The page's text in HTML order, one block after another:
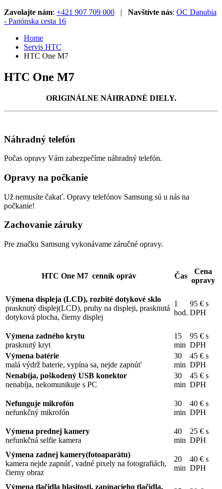
Zavolajte nám: +421 907 709 000 | Navštívte nás: OC Danubia
- Panónska cesta 16
Home
Servis HTC
HTC One M7
HTC One M7
ORIGINÁLNE NÁHRADNÉ DIELY.
Náhradný telefón
Počas opravy Vám zabezpečíme náhradný telefón.
Opravy na počkanie
Už nemusíte čakať. Opravy telefónov Samsung sú u nás na
počkanie!
Zachovanie záruky
Pre značku Samsung vykonávame záručné opravy.
HTC One M7 cenník opráv Čas
Cena
opravy
Výmena displeja (LCD), rozbité dotykové sklo
prasknutý displej(LCD), pruhy na displeji, prasknutá
dotyková plocha, čierny displej
1
hod.
95 € s
DPH
Výmena zadného krytu
prasknutý kryt
15
min
95 € s
DPH
Výmena batérie
malá výdrž baterie, vypína sa, nejde zapnúť
30
min
45 € s
DPH
Nenabíja, poškodený USB konektor
nenabíja, nekomunikuje s PC
30
min
45 € s
DPH
Nefunguje mikrofón
nefunkčný mikrofón
30
min
40 € s
DPH
Výmena prednej kamery
nefunkčná selfie kamera
40
min
25 € s
DPH
Výmena zadnej kamery(fotoaparátu)
kamera nejde zapnúť, vadné pixely na fotografiách,
čierny obraz
20
min
40 € s
DPH
Výmena tlačidla hlasitosti, zapínacieho tlačidla,